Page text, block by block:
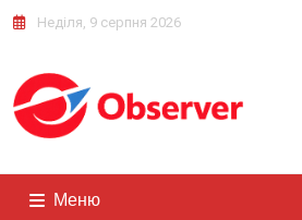
Неділя, 9 серпня 2026
Меню